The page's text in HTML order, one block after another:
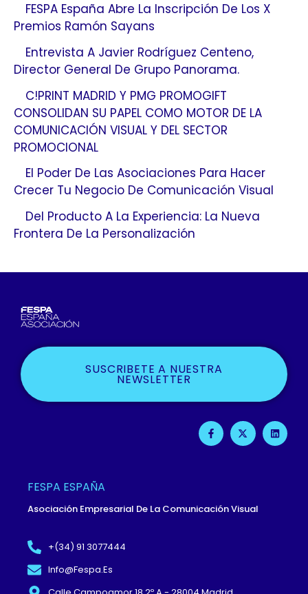
FESPA España Abre La Inscripción De Los X
Premios Ramón Sayans
Entrevista A Javier Rodríguez Centeno,
Director General De Grupo Panorama.
C!PRINT MADRID Y PMG PROMOGIFT
CONSOLIDAN SU PAPEL COMO MOTOR DE LA
COMUNICACIÓN VISUAL Y DEL SECTOR
PROMOCIONAL
El Poder De Las Asociaciones Para Hacer
Crecer Tu Negocio De Comunicación Visual
Del Producto A La Experiencia: La Nueva
Frontera De La Personalización
SUSCRIBETE A NUESTRA
NEWSLETTER
F
A
C
F
X
-
T
L
I
N
FESPA ESPAÑA
Asociación Empresarial De La Comunicación Visual
+(34) 91 3077444
Info@fespa.es